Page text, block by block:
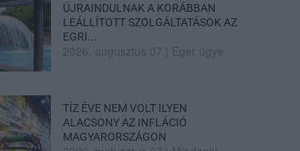
ÚJRAINDULNAK A KORÁBBAN
LEÁLLÍTOTT SZOLGÁLTATÁSOK AZ
EGRI...
2026. augusztus 07 Eger ügye
TÍZ ÉVE NEM VOLT ILYEN
ALACSONY AZ INFLÁCIÓ
MAGYARORSZÁGON